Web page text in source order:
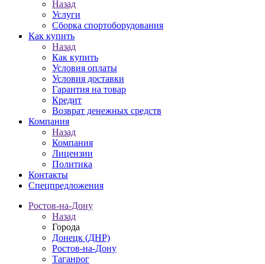
Назад
Услуги
Сборка спортоборудования
Как купить
Назад
Как купить
Условия оплаты
Условия доставки
Гарантия на товар
Кредит
Возврат денежных средств
Компания
Назад
Компания
Лицензии
Политика
Контакты
Спецпредложения
Ростов-на-Дону
Назад
Города
Донецк (ДНР)
Ростов-на-Дону
Таганрог